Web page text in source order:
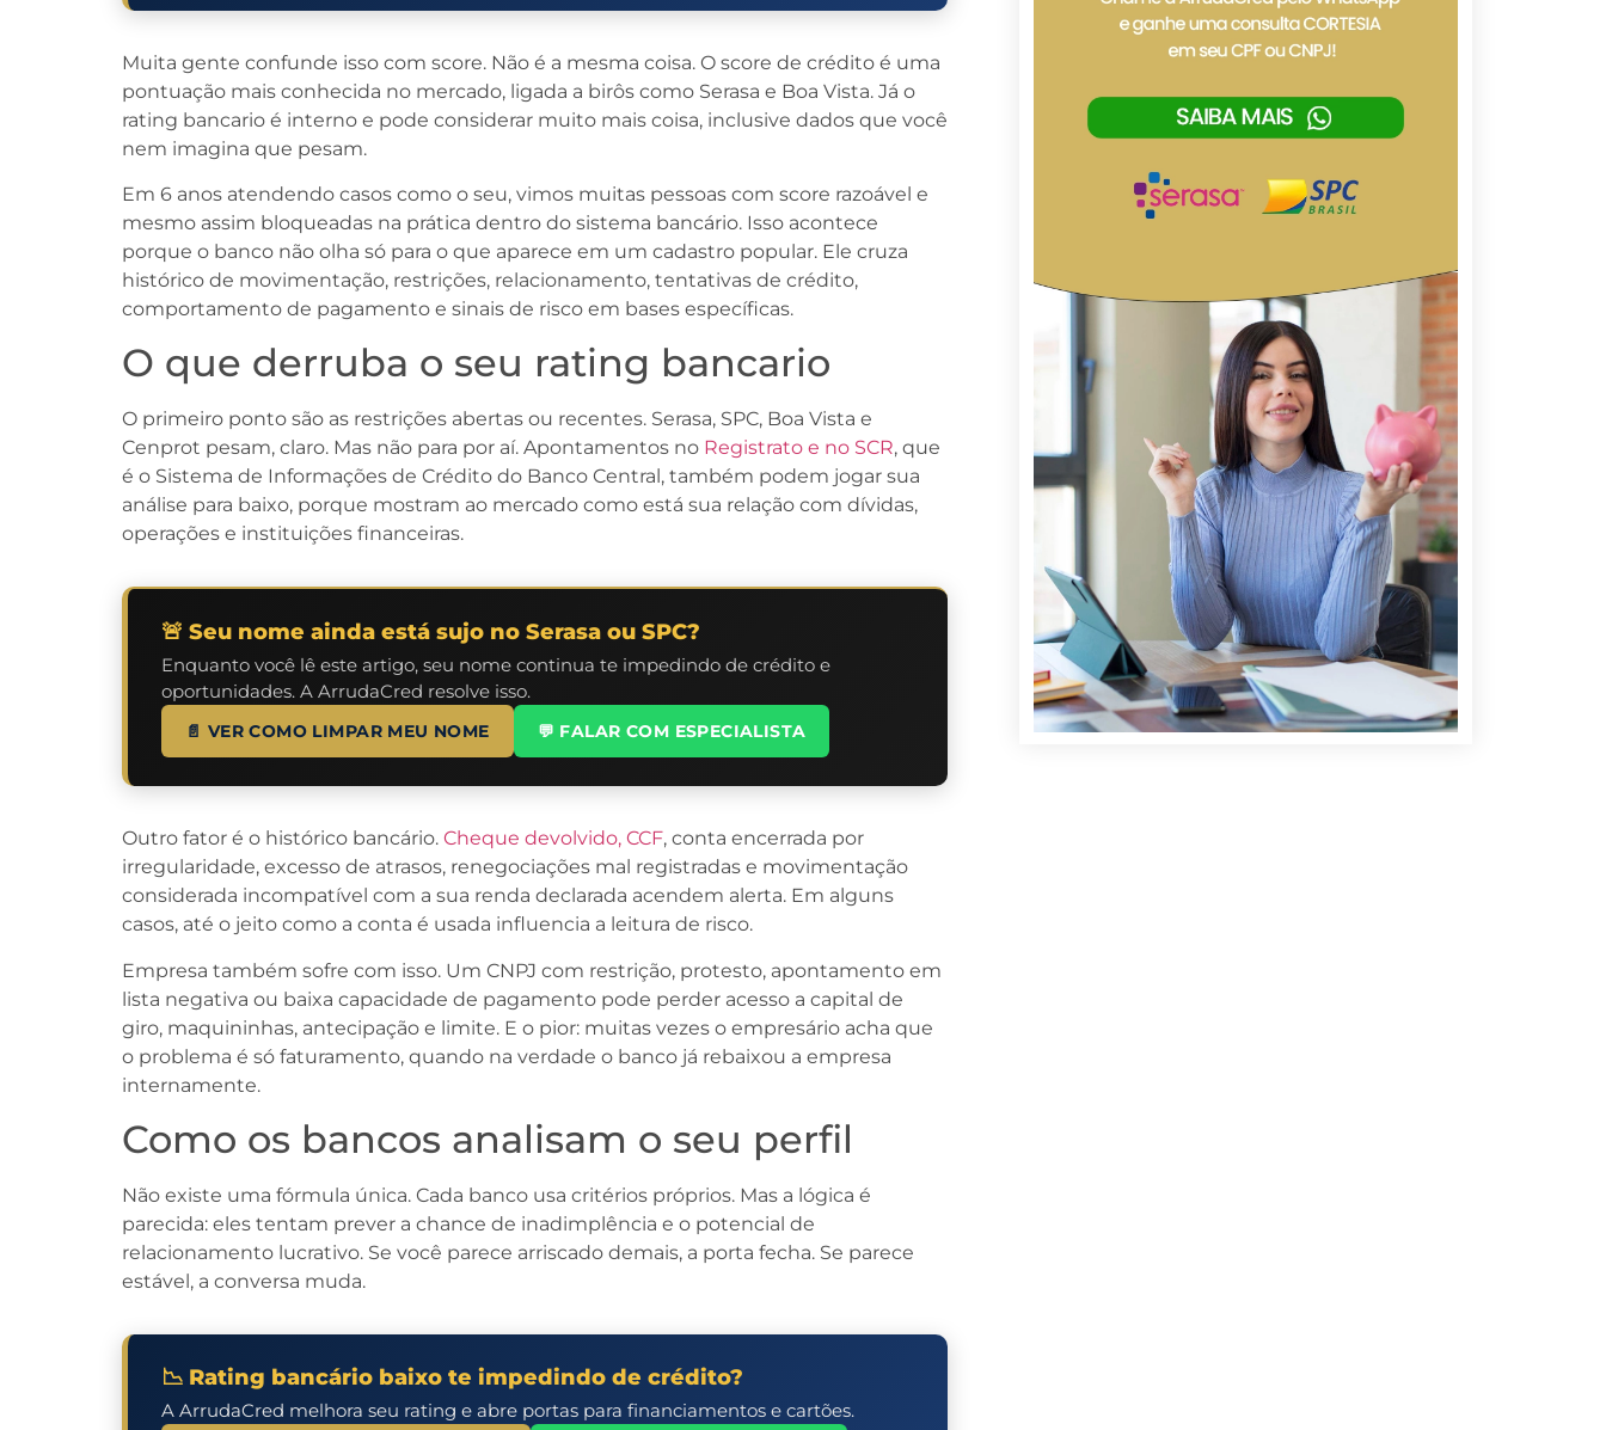
Muita gente confunde isso com score. Não é a mesma coisa. O score de crédito é uma
pontuação mais conhecida no mercado, ligada a birôs como Serasa e Boa Vista. Já o
rating bancario é interno e pode considerar muito mais coisa, inclusive dados que você
nem imagina que pesam.
Em 6 anos atendendo casos como o seu, vimos muitas pessoas com score razoável e
mesmo assim bloqueadas na prática dentro do sistema bancário. Isso acontece
porque o banco não olha só para o que aparece em um cadastro popular. Ele cruza
histórico de movimentação, restrições, relacionamento, tentativas de crédito,
comportamento de pagamento e sinais de risco em bases específicas.
O que derruba o seu rating bancario
O primeiro ponto são as restrições abertas ou recentes. Serasa, SPC, Boa Vista e
Cenprot pesam, claro. Mas não para por aí. Apontamentos no Registrato e no SCR, que
é o Sistema de Informações de Crédito do Banco Central, também podem jogar sua
análise para baixo, porque mostram ao mercado como está sua relação com dívidas,
operações e instituições financeiras.
🚨 Seu nome ainda está sujo no Serasa ou SPC?
Enquanto você lê este artigo, seu nome continua te impedindo de crédito e
oportunidades. A ArrudaCred resolve isso.
📄 VER COMO LIMPAR MEU NOME 💬 FALAR COM ESPECIALISTA
Outro fator é o histórico bancário. Cheque devolvido, CCF, conta encerrada por
irregularidade, excesso de atrasos, renegociações mal registradas e movimentação
considerada incompatível com a sua renda declarada acendem alerta. Em alguns
casos, até o jeito como a conta é usada influencia a leitura de risco.
Empresa também sofre com isso. Um CNPJ com restrição, protesto, apontamento em
lista negativa ou baixa capacidade de pagamento pode perder acesso a capital de
giro, maquininhas, antecipação e limite. E o pior: muitas vezes o empresário acha que
o problema é só faturamento, quando na verdade o banco já rebaixou a empresa
internamente.
Como os bancos analisam o seu perfil
Não existe uma fórmula única. Cada banco usa critérios próprios. Mas a lógica é
parecida: eles tentam prever a chance de inadimplência e o potencial de
relacionamento lucrativo. Se você parece arriscado demais, a porta fecha. Se parece
estável, a conversa muda.
📉 Rating bancário baixo te impedindo de crédito?
A ArrudaCred melhora seu rating e abre portas para financiamentos e cartões.